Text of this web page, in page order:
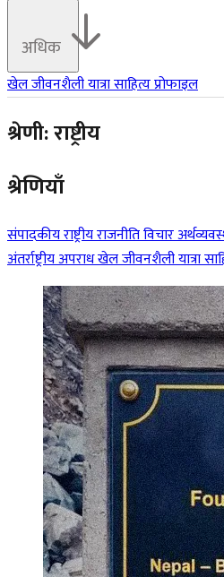
अधिक
खेलजीवनशैलीयात्रासाहित्यप्रोफाइल
श्रेणी: राष्ट्रीय
श्रेणियाँ
संपादकीयराष्ट्रीयराजनीतिविचार
अंतर्राष्ट्रीयअपराधखेलजीवनशैलीयात्रा